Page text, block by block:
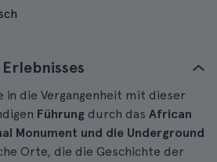
in die Vergangenheit mit dieser
Führung durch das African
Monument und die Underground
Orte, die die Geschichte der